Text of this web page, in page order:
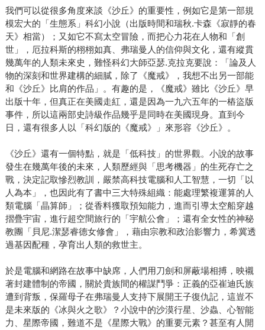
我們可以從很多角度來談《沙丘》的重要性，例如它是第一部規
模宏大的「生態系」科幻小說（出版時間和瑞秋.卡森《寂靜的春
天》相當）；又如它不寫太空冒險，而把心力花在人物和「創
世」，厄拉科斯的栩栩如真、弗瑞曼人的信仰與文化，還有縱貫
幾萬年的人類未來史，難怪科幻大師亞瑟.克拉克要說：「論及人
物的深刻和世界建構的細膩，除了《魔戒》，我想不出另一部能
和《沙丘》比肩的作品」。有趣的是，《魔戒》雖比《沙丘》早
出版十年，但真正在美國走紅，還是因為一九六五年的一樁盜版
事件，所以這兩部史詩級作品幾乎是同時在美國現身。直到今
日，還有很多人以「科幻版的《魔戒》」來形容《沙丘》。
《沙丘》還有一個特點，就是「低科技」的世界觀。小說的故事
發生在幾萬年後的未來，人類歷經與「思考機器」的生死存亡之
戰，決定記取慘烈教訓，嚴禁高科技電腦和人工智慧，一切「以
人為本」，也因此有了書中三大特殊組織：能處理繁複運算的人
類電腦「晶算師」；從香料獲取預知能力，進而引導太空船穿越
摺疊宇宙，進行超空間旅行的「宇航公會」；還有全女性的神秘
教團「貝尼.潔瑟睿德女修會」，藉由宗教和政治影響力，希冀透
過基因配種，孕育出人類的救世主。
於是電腦和網路在故事中缺席，人們用刀劍和屏蔽場相搏，映襯
著封建體制的帝國，關於貴族間的權謀鬥爭：正義的亞崔迪氏族
遭到背叛，保羅母子在弗瑞曼人支持下展開王子復仇記，這豈不
是未來版的《冰與火之歌》？小說中的沙漠行星、沙蟲、心智能
力、星際帝國，難道不是《星際大戰》的重要元素？甚至有人開